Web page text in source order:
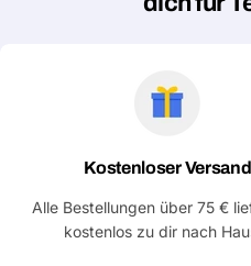
Kostenloser Versand
Alle Bestellungen über 75 €
kostenlos zu dir nach